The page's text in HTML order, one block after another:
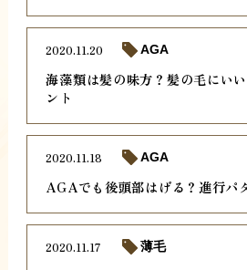
海藻類は髪の味方？髪の毛にい
ント
2020.11.20 AGA
AGAでも後頭部はげる？進行パ
2020.11.18 AGA
2020.11.17 薄毛